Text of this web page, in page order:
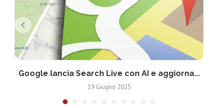
Google lancia Search Live con AI e aggiorna...
19 Giugno 2025